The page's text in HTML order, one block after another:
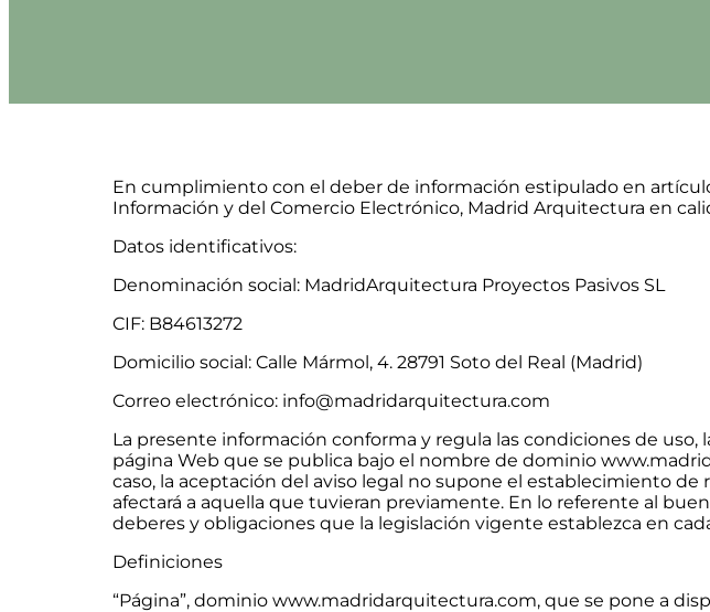
En cumplimiento con el deber de información estipulado en artículo
Información y del Comercio Electrónico, Madrid Arquitectura en
Datos identificativos:
Denominación social: MadridArquitectura Proyectos Pasivos SL
CIF: B84613272
Domicilio social: Calle Mármol, 4. 28791 Soto del Real (Madrid)
Correo electrónico: info@madridarquitectura.com
La presente información conforma y regula las condiciones de
página Web que se publica bajo el nombre de dominio
caso, la aceptación del aviso legal no supone el establecimiento de
afectará a aquella que tuvieran previamente. En lo referente al
deberes y obligaciones que la legislación vigente establezca en
Definiciones
“Página”, dominio www.madridarquitectura.com, que se pone a